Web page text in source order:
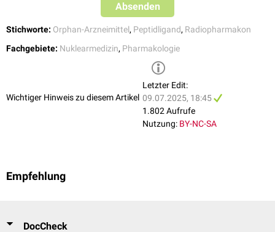
Absenden
Stichworte: Orphan-Arzneimittel, Peptidligand, Radiopharmakon
Fachgebiete: Nuklearmedizin, Pharmakologie
Wichtiger Hinweis zu diesem Artikel
Letzter Edit:
09.07.2025, 18:45
1.802 Aufrufe
Nutzung: BY-NC-SA
Empfehlung
DocCheck